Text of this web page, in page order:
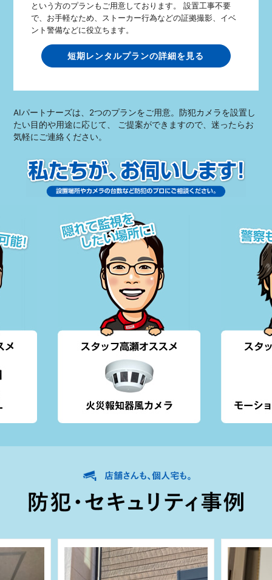
という方のプランもご用意しております。 設置工事不要
で、お手軽なため、ストーカー行為などの証拠撮影、イベ
ント警備などに役立ちます。
短期レンタルプランの詳細を見る
AIパートナーズは、2つのプランをご用意。防犯カメラを設置し
たい目的や用途に応じて、 ご提案ができますので、迷ったらお
気軽にご連絡ください。